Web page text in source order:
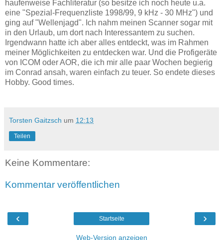
haufenweise Fachliteratur (so besitze ich noch heute u.a.
eine "Spezial-Frequenzliste 1998/99, 9 kHz - 30 MHz") und
ging auf "Wellenjagd". Ich nahm meinen Scanner sogar mit
in den Urlaub, um dort nach Interessantem zu suchen.
Irgendwann hatte ich aber alles entdeckt, was im Rahmen
meiner Möglichkeiten zu entdecken war. Und die Profigeräte
von ICOM oder AOR, die ich mir alle paar Wochen begierig
im Conrad ansah, waren einfach zu teuer. So endete dieses
Hobby. Good times.
Torsten Gaitzsch um 12:13
Teilen
Keine Kommentare:
Kommentar veröffentlichen
‹ ›
Startseite
Web-Version anzeigen